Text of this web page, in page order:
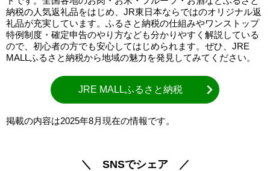
納税の人気返礼品をはじめ、JR東日本ならではのオリジナル返
礼品が充実しています。ふるさと納税の仕組みやワンストップ
特例制度・確定申告のやり方なども分かりやすく解説している
ので、初心者の方でも安心してはじめられます。ぜひ、JRE
MALLふるさと納税から地域の魅力を発見してみてください。
JRE MALLふるさと納税
掲載の内容は2025年8月現在の情報です。
＼ SNSでシェア ／